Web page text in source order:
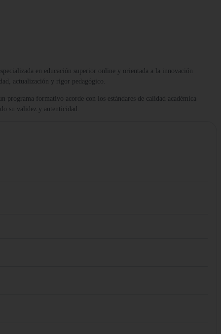
en educación superior online y orientada a la innovación
actualización y rigor pedagógico.
formativo acorde con los estándares de calidad académica
su validez y autenticidad.